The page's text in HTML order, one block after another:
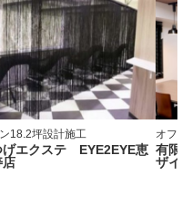
18.2坪設計施工
げエクステ EYE2EYE恵
店
オフィ
有限
ザイ